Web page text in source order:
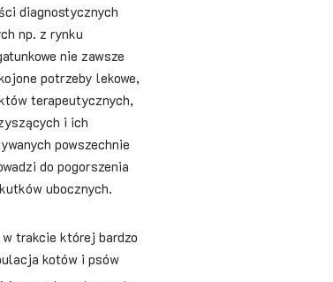
diagnostycznych
np. z rynku
nie zawsze
potrzeby lekowe,
terapeutycznych,
i ich
powszechnie
do pogorszenia
ubocznych.
w trakcie której bardzo
kotów i psów